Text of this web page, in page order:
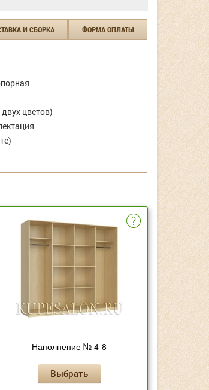
И СБОРКА ФОРМА ОПЛАТЫ
цветов)
Наполнение № 4-8
Выбрать